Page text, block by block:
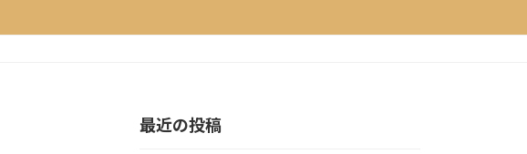
最近の投稿